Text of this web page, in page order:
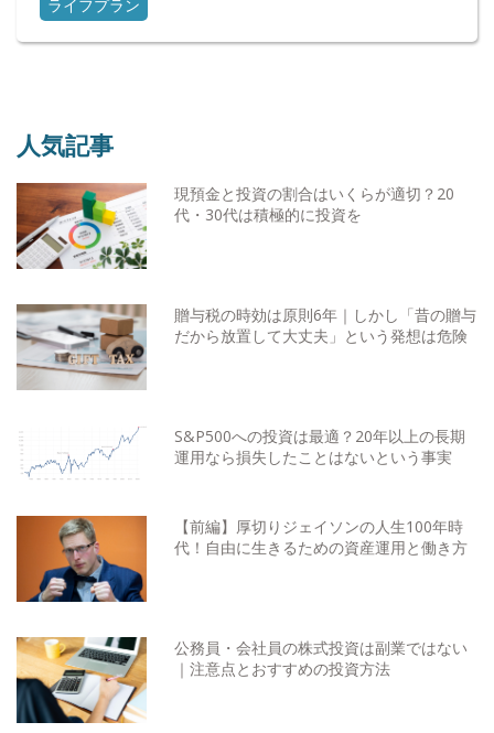
ライフプラン
人気記事
現預金と投資の割合はいくらが適切？20
代・30代は積極的に投資を
贈与税の時効は原則6年｜しかし「昔の贈与
だから放置して大丈夫」という発想は危険
S&P500への投資は最適？20年以上の長期
運用なら損失したことはないという事実
【前編】厚切りジェイソンの人生100年時
代！自由に生きるための資産運用と働き方
公務員・会社員の株式投資は副業ではない
｜注意点とおすすめの投資方法